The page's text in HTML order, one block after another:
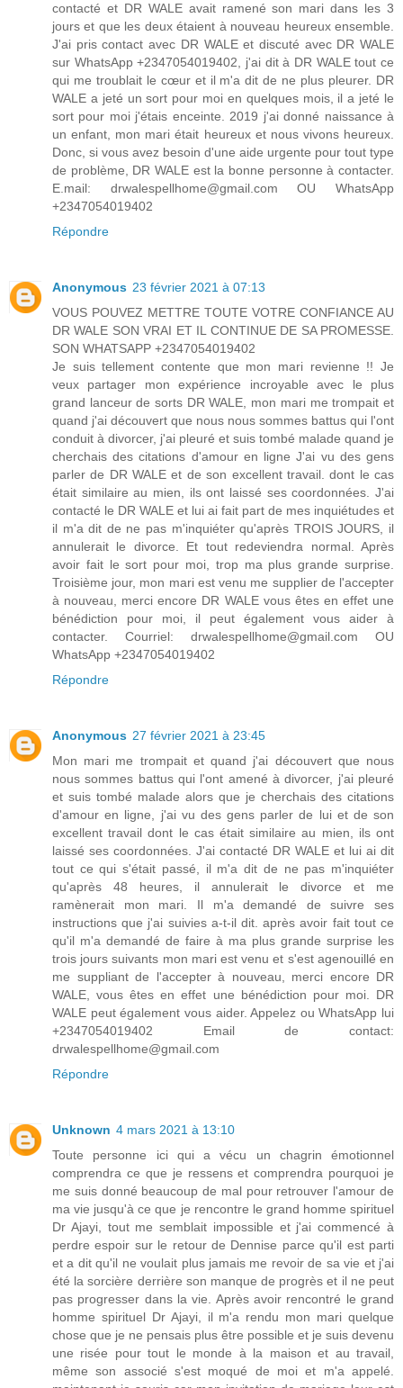
contacté et DR WALE avait ramené son mari dans les 3
jours et que les deux étaient à nouveau heureux ensemble.
J'ai pris contact avec DR WALE et discuté avec DR WALE
sur WhatsApp +2347054019402, j'ai dit à DR WALE tout ce
qui me troublait le cœur et il m'a dit de ne plus pleurer. DR
WALE a jeté un sort pour moi en quelques mois, il a jeté le
sort pour moi j'étais enceinte. 2019 j'ai donné naissance à
un enfant, mon mari était heureux et nous vivons heureux.
Donc, si vous avez besoin d'une aide urgente pour tout type
de problème, DR WALE est la bonne personne à contacter.
E.mail: drwalespellhome@gmail.com OU WhatsApp
+2347054019402
Répondre
Anonymous 23 février 2021 à 07:13
VOUS POUVEZ METTRE TOUTE VOTRE CONFIANCE AU
DR WALE SON VRAI ET IL CONTINUE DE SA PROMESSE.
SON WHATSAPP +2347054019402
Je suis tellement contente que mon mari revienne !! Je
veux partager mon expérience incroyable avec le plus
grand lanceur de sorts DR WALE, mon mari me trompait et
quand j'ai découvert que nous nous sommes battus qui l'ont
conduit à divorcer, j'ai pleuré et suis tombé malade quand je
cherchais des citations d'amour en ligne J'ai vu des gens
parler de DR WALE et de son excellent travail. dont le cas
était similaire au mien, ils ont laissé ses coordonnées. J'ai
contacté le DR WALE et lui ai fait part de mes inquiétudes et
il m'a dit de ne pas m'inquiéter qu'après TROIS JOURS, il
annulerait le divorce. Et tout redeviendra normal. Après
avoir fait le sort pour moi, trop ma plus grande surprise.
Troisième jour, mon mari est venu me supplier de l'accepter
à nouveau, merci encore DR WALE vous êtes en effet une
bénédiction pour moi, il peut également vous aider à
contacter. Courriel: drwalespellhome@gmail.com OU
WhatsApp +2347054019402
Répondre
Anonymous 27 février 2021 à 23:45
Mon mari me trompait et quand j'ai découvert que nous
nous sommes battus qui l'ont amené à divorcer, j'ai pleuré
et suis tombé malade alors que je cherchais des citations
d'amour en ligne, j'ai vu des gens parler de lui et de son
excellent travail dont le cas était similaire au mien, ils ont
laissé ses coordonnées. J'ai contacté DR WALE et lui ai dit
tout ce qui s'était passé, il m'a dit de ne pas m'inquiéter
qu'après 48 heures, il annulerait le divorce et me
ramènerait mon mari. Il m'a demandé de suivre ses
instructions que j'ai suivies a-t-il dit. après avoir fait tout ce
qu'il m'a demandé de faire à ma plus grande surprise les
trois jours suivants mon mari est venu et s'est agenouillé en
me suppliant de l'accepter à nouveau, merci encore DR
WALE, vous êtes en effet une bénédiction pour moi. DR
WALE peut également vous aider. Appelez ou WhatsApp lui
+2347054019402 Email de contact:
drwalespellhome@gmail.com
Répondre
Unknown 4 mars 2021 à 13:10
Toute personne ici qui a vécu un chagrin émotionnel
comprendra ce que je ressens et comprendra pourquoi je
me suis donné beaucoup de mal pour retrouver l'amour de
ma vie jusqu'à ce que je rencontre le grand homme spirituel
Dr Ajayi, tout me semblait impossible et j'ai commencé à
perdre espoir sur le retour de Dennise parce qu'il est parti
et a dit qu'il ne voulait plus jamais me revoir de sa vie et j'ai
été la sorcière derrière son manque de progrès et il ne peut
pas progresser dans la vie. Après avoir rencontré le grand
homme spirituel Dr Ajayi, il m'a rendu mon mari quelque
chose que je ne pensais plus être possible et je suis devenu
une risée pour tout le monde à la maison et au travail,
même son associé s'est moqué de moi et m'a appelé.